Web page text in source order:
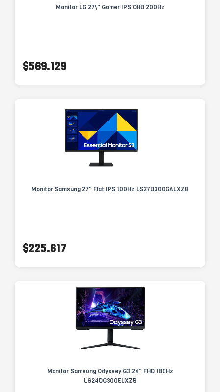
Monitor LG 27\" Gamer IPS QHD 200Hz
$569.129
Monitor Samsung 27" Flat IPS 100Hz LS27D300GALXZB
$225.617
Monitor Samsung Odyssey G3 24" FHD 180Hz
LS24DG300ELXZB